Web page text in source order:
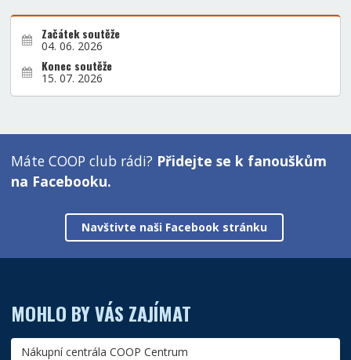
Začátek soutěže
04. 06. 2026
Konec soutěže
15. 07. 2026
Máte COOP club rádi? Přidejte se k fanouškům
na Facebooku.
Navštivte naši Facebook stránku
MOHLO BY VÁS ZAJÍMAT
Nákupní centrála COOP Centrum